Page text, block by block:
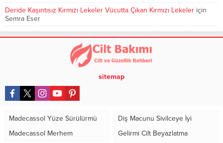
Deride Kaşıntısız Kırmızı Lekeler Vücutta Çıkan Kırmızı Lekeler için
Semra Eser
sitemap
Madecassol Yüze Sürülürmü
Madecassol Merhem
Diş Macunu Sivilceye İyi
Gelirmi Cilt Beyazlatma